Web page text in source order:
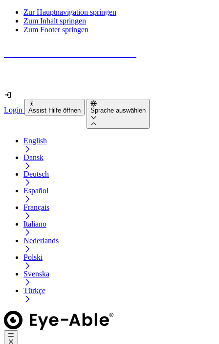
Zur Hauptnavigation springen
Zum Inhalt springen
Zum Footer springen
Login Assist Hilfe öffnen Sprache auswählen
English
Dansk
Deutsch
Español
Français
Italiano
Nederlands
Polski
Svenska
Türkçe